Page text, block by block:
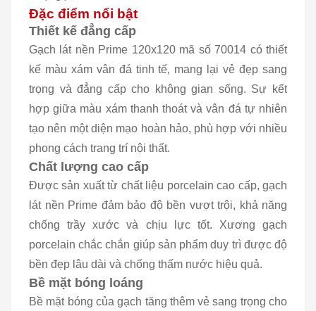
Đặc điểm nổi bật
Thiết kế đẳng cấp
Gạch lát nền Prime 120x120 mã số 70014 có thiết
kế màu xám vân đá tinh tế, mang lại vẻ đẹp sang
trọng và đẳng cấp cho không gian sống. Sự kết
hợp giữa màu xám thanh thoát và vân đá tự nhiên
tạo nên một diện mạo hoàn hảo, phù hợp với nhiều
phong cách trang trí nội thất.
Chất lượng cao cấp
Được sản xuất từ chất liệu porcelain cao cấp, gạch
lát nền Prime đảm bảo độ bền vượt trội, khả năng
chống trầy xước và chịu lực tốt. Xương gạch
porcelain chắc chắn giúp sản phẩm duy trì được độ
bền đẹp lâu dài và chống thấm nước hiệu quả.
Bề mặt bóng loáng
Bề mặt bóng của gạch tăng thêm vẻ sang trọng cho